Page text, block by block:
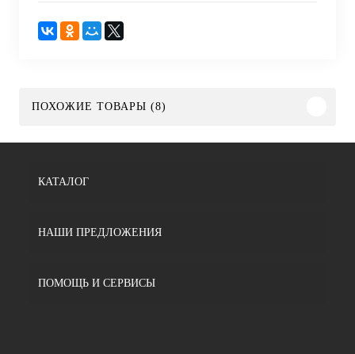
ПОХОЖИЕ ТОВАРЫ (8)
КАТАЛОГ
НАШИ ПРЕДЛОЖЕНИЯ
ПОМОЩЬ И СЕРВИСЫ